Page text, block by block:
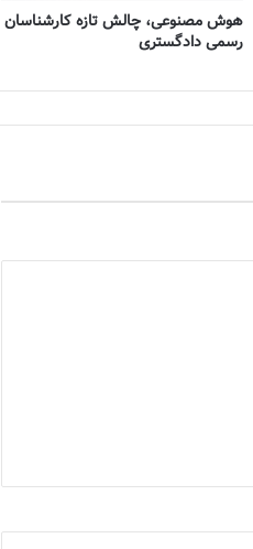
هوش مصنوعی، چالش تازه کارشناسان
رسمی دادگستری